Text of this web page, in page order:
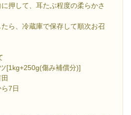
押して、耳たぶ程度の柔らかさ
ら、冷蔵庫で保存して順次お召
[1kg+250g(傷み補償分)]
7日